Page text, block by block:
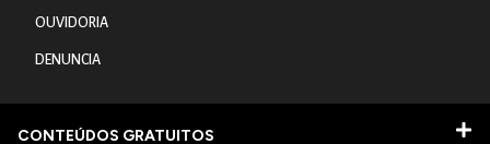
OUVIDORIA
DENUNCIA
CONTEÚDOS GRATUITOS